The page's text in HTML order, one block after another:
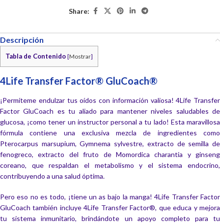
Share:
Descripción
Tabla de Contenido [Mostrar]
4Life Transfer Factor® GluCoach®
¡Permíteme endulzar tus oídos con información valiosa! 4Life Transfer
Factor GluCoach es tu aliado para mantener niveles saludables de
glucosa, ¡como tener un instructor personal a tu lado! Esta maravillosa
fórmula contiene una exclusiva mezcla de ingredientes como
Pterocarpus marsupium, Gymnema sylvestre, extracto de semilla de
fenogreco, extracto del fruto de Momordica charantia y ginseng
coreano, que respaldan el metabolismo y el sistema endocrino,
contribuyendo a una salud óptima.
Pero eso no es todo, ¡tiene un as bajo la manga! 4Life Transfer Factor
GluCoach también incluye 4Life Transfer Factor®, que educa y mejora
tu sistema inmunitario, brindándote un apoyo completo para tu